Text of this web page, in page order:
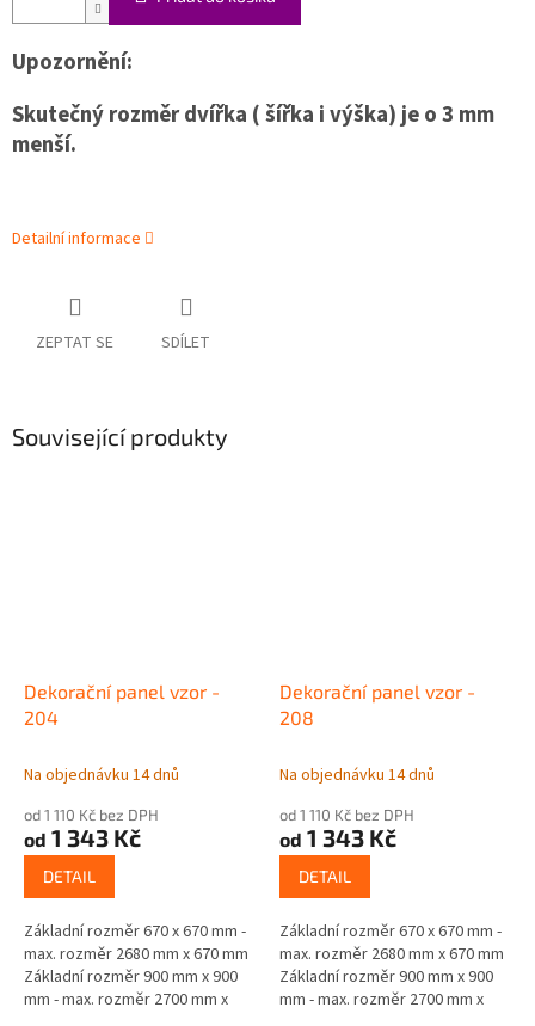
Upozornění:
Skutečný rozměr dvířka ( šířka i výška) je o 3 mm
menší.
Detailní informace
ZEPTAT SE SDÍLET
Související produkty
Dekorační panel vzor -
204
Na objednávku 14 dnů
od 1 110 Kč bez DPH
od 1 343 Kč
DETAIL
Základní rozměr 670 x 670 mm -
max. rozměr 2680 mm x 670 mm
Základní rozměr 900 mm x 900
mm - max. rozměr 2700 mm x
Dekorační panel vzor -
208
Na objednávku 14 dnů
od 1 110 Kč bez DPH
od 1 343 Kč
DETAIL
Základní rozměr 670 x 670 mm -
max. rozměr 2680 mm x 670 mm
Základní rozměr 900 mm x 900
mm - max. rozměr 2700 mm x